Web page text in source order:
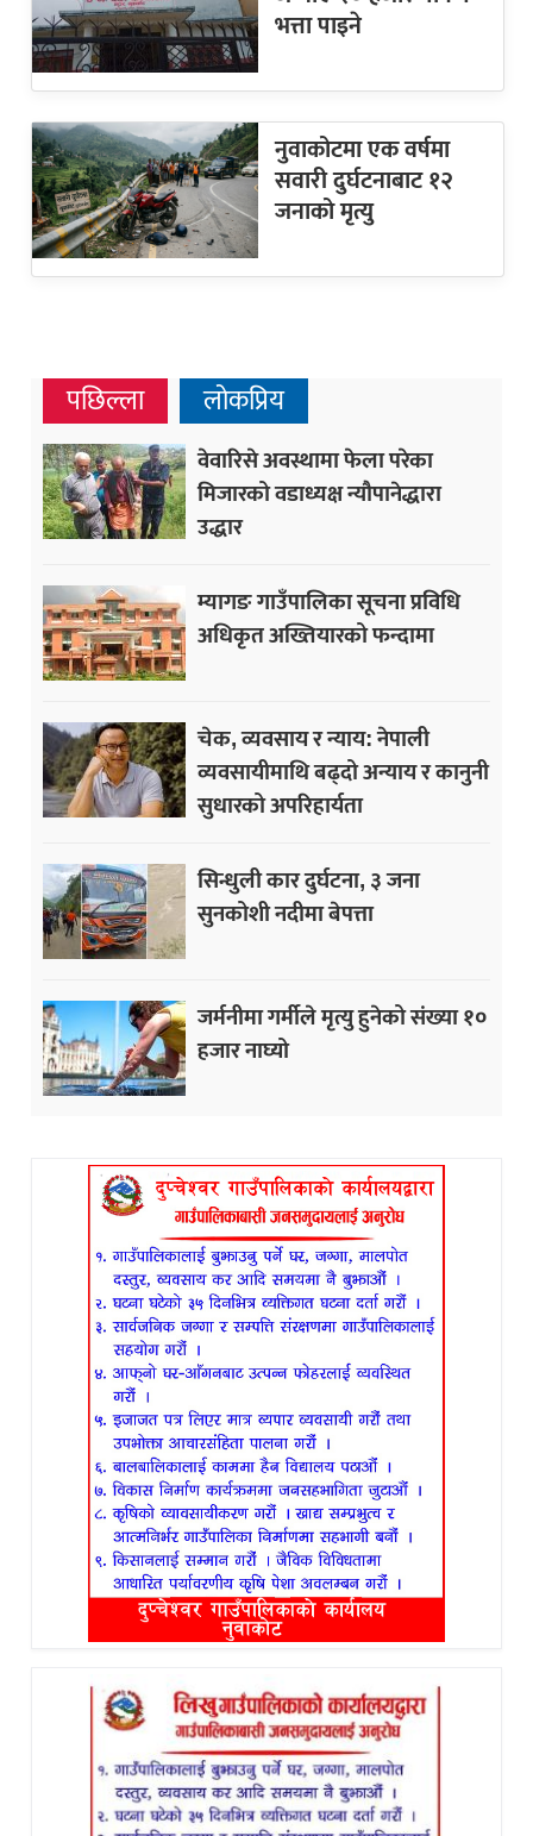
भत्ता पाइने
नुवाकोटमा एक वर्षमा
सवारी दुर्घटनाबाट १२
जनाको मृत्यु
पछिल्ला लोकप्रिय
वेवारिसे अवस्थामा फेला परेका
मिजारको वडाध्यक्ष न्यौपानेद्धारा
उद्धार
म्यागङ गाउँपालिका सूचना प्रविधि
अधिकृत अख्तियारको फन्दामा
चेक, व्यवसाय र न्याय: नेपाली
व्यवसायीमाथि बढ्दो अन्याय र कानुनी
सुधारको अपरिहार्यता
सिन्धुली कार दुर्घटना, ३ जना
सुनकोशी नदीमा बेपत्ता
जर्मनीमा गर्मीले मृत्यु हुनेको संख्या १०
हजार नाघ्यो